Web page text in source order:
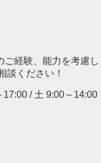
経験、能力を考慮し
談ください！
17:00 / 土 9:00～14:00